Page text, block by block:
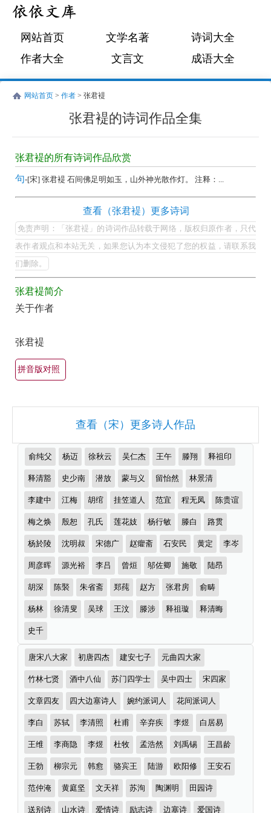
网站首页 文学名著
诗词大全
作者大全
文言文 成语大全
网站首页 > 作者 > 张君褆
张君褆的诗词作品全集
张
君
褆
词
作
品
全
集
欣
赏
部
有
锦）-
古
大
全
张君褆的所有诗词作品欣赏
句-[宋] 张君褆 石间佛足明如玉，山外神光散作灯。 注释：...
君
褆
的
最
美
最
名
古
诗
（精
首）
查看（张君褆）更多诗词
免责声明：「张君褆」的诗词作品转载于网络，版权归原作者，只代
表作者观点和本站无关，如果您认为本文侵犯了您的权益，请联系我
们删除。
张君褆简介
关于作者
张君褆
拼音版对照
查看（宋）更多诗人作品
推
荐
作
者
俞纯父 杨迈 徐秋云 吴仁杰 王午 滕翔 释祖印
释清豁 史少南 潜放 蒙与义 留怡然 林景清
李建中 江梅 胡绾 挂笠道人 范宜 程无凤 陈贵谊
梅之焕 殷恕 孔氏 莲花妓 杨行敏 滕白 路贯
杨於陵 沈明叔 宋德广 赵癯斋 石安民 黄定 李岑
周彦晖 源光裕 李吕 曾烜 邬佐卿 施敬 陆昂
胡深 陈褧 朱省斋 郑莼 赵方 张君房 俞畴
杨林 徐清叟 吴球 王汶 滕涉 释祖璇 释清晦
史千
诗
词
分
类
唐宋八大家 初唐四杰 建安七子 元曲四大家
竹林七贤 酒中八仙 苏门四学士 吴中四士 宋四家
文章四友 四大边塞诗人 婉约派词人 花间派词人
李白 苏轼 李清照 杜甫 辛弃疾 李煜 白居易
王维 李商隐 李煜 杜牧 孟浩然 刘禹锡 王昌龄
王勃 柳宗元 韩愈 骆宾王 陆游 欧阳修 王安石
范仲淹 黄庭坚 文天祥 苏洵 陶渊明 田园诗
送别诗 山水诗 爱情诗 励志诗 边塞诗 爱国诗